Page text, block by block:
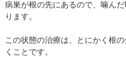
病巣が根の先にあるので、噛ん
ります。
この状態の治療は、とにかく根
くことです。